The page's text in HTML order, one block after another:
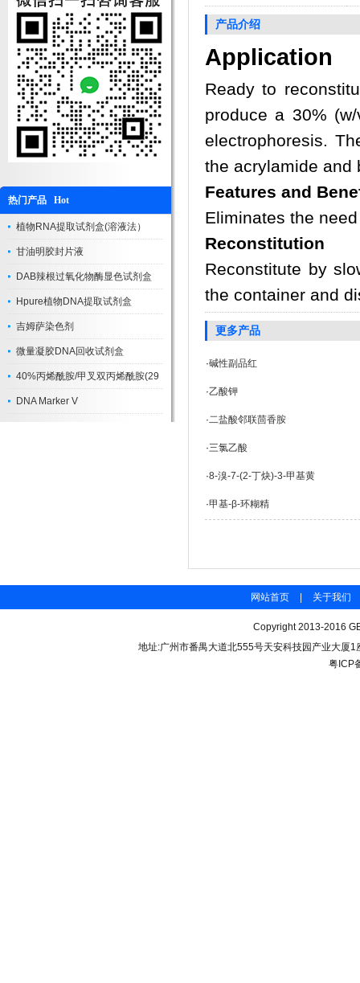
热门产品 Hot
植物RNA提取试剂盒(溶液法）
甘油明胶封片液
DAB辣根过氧化物酶显色试剂盒
Hpure植物DNA提取试剂盒
吉姆萨染色剂
微量凝胶DNA回收试剂盒
40%丙烯酰胺/甲叉双丙烯酰胺(29
DNA Marker V
产品介绍
Application
Ready to
produce a 30%
electrophoresis.
the acrylamide and
Features and
Eliminates the
Reconstitution
Reconstitute by
the container and
更多产品
·碱性副品红
·乙酸钾
·二盐酸邻联茴香胺
·三氯乙酸
·8-溴-7-(2-丁炔)-3-甲基黄
·甲基-β-环糊精
网站首页 关于我们
Copyright 2013-2016
地址:广州市番禺大道北555号天安科技园产业大厦
粤ICP